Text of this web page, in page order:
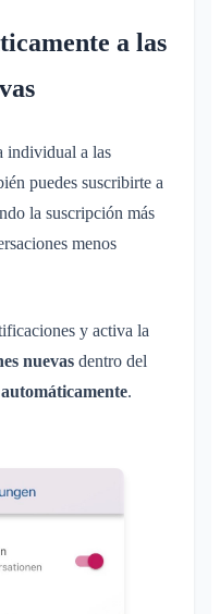
a las
individual a las
puedes suscribirte a
la suscripción más
menos
y activa la
nuevas dentro del
.